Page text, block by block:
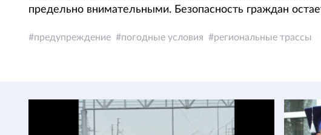
предельно внимательными. Безопасность граждан
предупреждение погодные условия региональные трассы